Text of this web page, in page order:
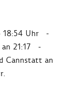
18:54 Uhr -
21:17 -
Cannstatt an